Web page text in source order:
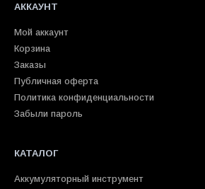
АККАУНТ
Мой аккаунт
Корзина
Заказы
Публичная оферта
Политика конфиденциальности
Забыли пароль
КАТАЛОГ
Аккумуляторный инструмент